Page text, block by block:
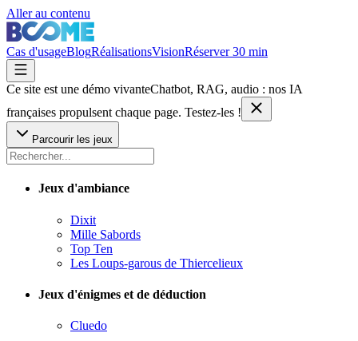
Aller au contenu
Cas d'usageBlogRéalisationsVisionRéserver 30 min
Ce site est une démo vivanteChatbot, RAG, audio : nos IA
françaises propulsent chaque page. Testez-les !
Parcourir les jeux
Jeux d'ambiance
Dixit
Mille Sabords
Top Ten
Les Loups-garous de Thiercelieux
Jeux d'énigmes et de déduction
Cluedo